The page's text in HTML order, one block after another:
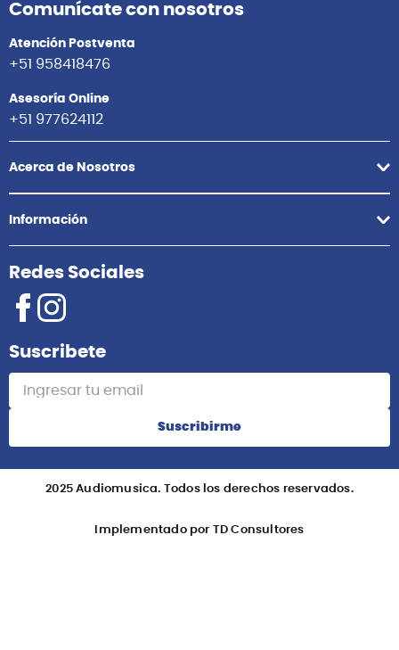
Comunícate con nosotros
Atención Postventa
+51 958418476
Asesoría Online
+51 977624112
Acerca de Nosotros
Información
Redes Sociales
Suscribete
Suscribirme
2025 Audiomusica. Todos los derechos reservados.
Implementado por TD Consultores